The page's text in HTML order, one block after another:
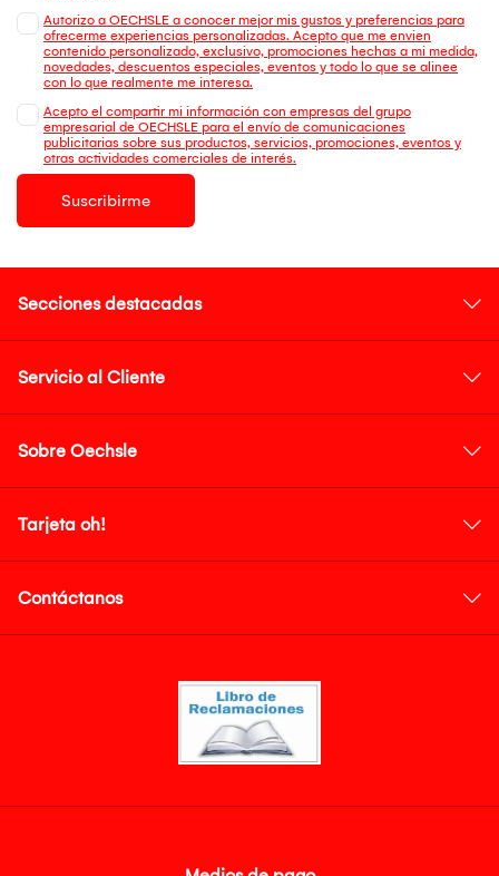
Autorizo a OECHSLE a conocer mejor mis gustos y preferencias para
ofrecerme experiencias personalizadas. Acepto que me envien
contenido personalizado, exclusivo, promociones hechas a mi medida,
novedades, descuentos especiales, eventos y todo lo que se alinee
con lo que realmente me interesa.
Acepto el compartir mi información con empresas del grupo
empresarial de OECHSLE para el envío de comunicaciones
publicitarias sobre sus productos, servicios, promociones, eventos y
otras actividades comerciales de interés.
Suscribirme
Secciones destacadas
Servicio al Cliente
Sobre Oechsle
Tarjeta oh!
Contáctanos